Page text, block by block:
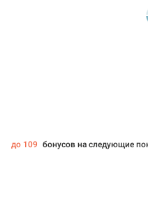
до 109 бонусов на следующие